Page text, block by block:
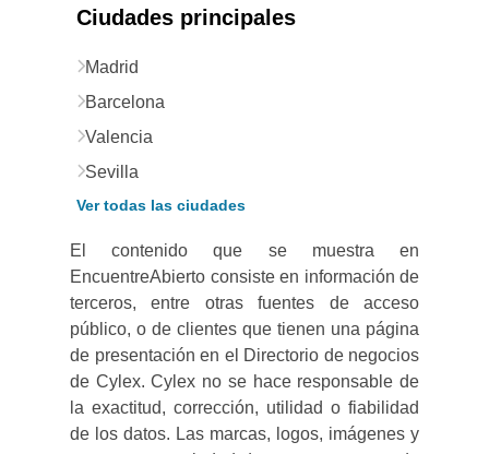
Ciudades principales
Madrid
Barcelona
Valencia
Sevilla
Ver todas las ciudades
El contenido que se muestra en
EncuentreAbierto consiste en información de
terceros, entre otras fuentes de acceso
público, o de clientes que tienen una página
de presentación en el Directorio de negocios
de Cylex. Cylex no se hace responsable de
la exactitud, corrección, utilidad o fiabilidad
de los datos. Las marcas, logos, imágenes y